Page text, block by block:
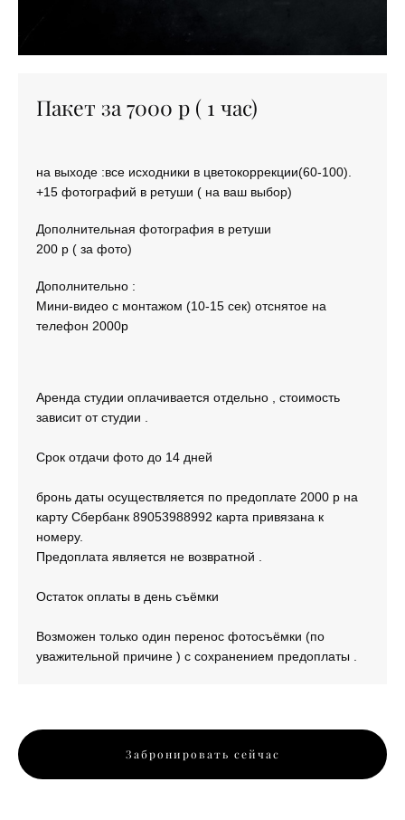
Пакет за 7000 р ( 1 час)
на выходе :все исходники в цветокоррекции(60-100).
+15 фотографий в ретуши ( на ваш выбор)
Дополнительная фотография в ретуши
200 р ( за фото)
Дополнительно :
Мини-видео с монтажом (10-15 сек) отснятое на
телефон 2000р
Аренда студии оплачивается отдельно , стоимость
зависит от студии .
Срок отдачи фото до 14 дней
бронь даты осуществляется по предоплате 2000 р на
карту Сбербанк 89053988992 карта привязана к
номеру.
Предоплата является не возвратной .
Остаток оплаты в день съёмки
Возможен только один перенос фотосъёмки (по
уважительной причине ) с сохранением предоплаты .
Забронировать сейчас